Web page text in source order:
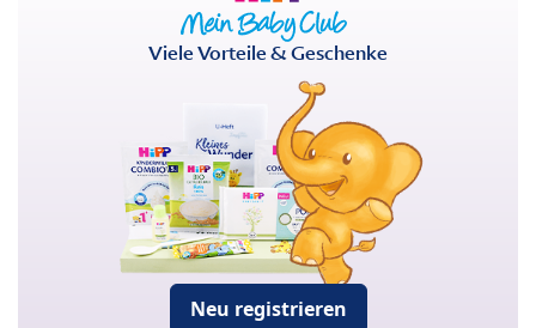
Viele Vorteile & Geschenke
Neu registrieren